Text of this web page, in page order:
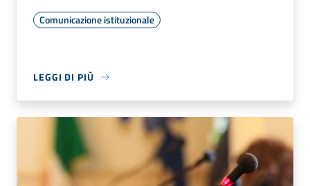
Comunicazione istituzionale
LEGGI DI PIÙ